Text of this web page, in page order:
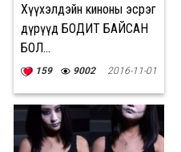
Хүүхэлдэйн киноны эсрэг
дүрүүд БОДИТ БАЙСАН
БОЛ...
159 9002 2016-11-01